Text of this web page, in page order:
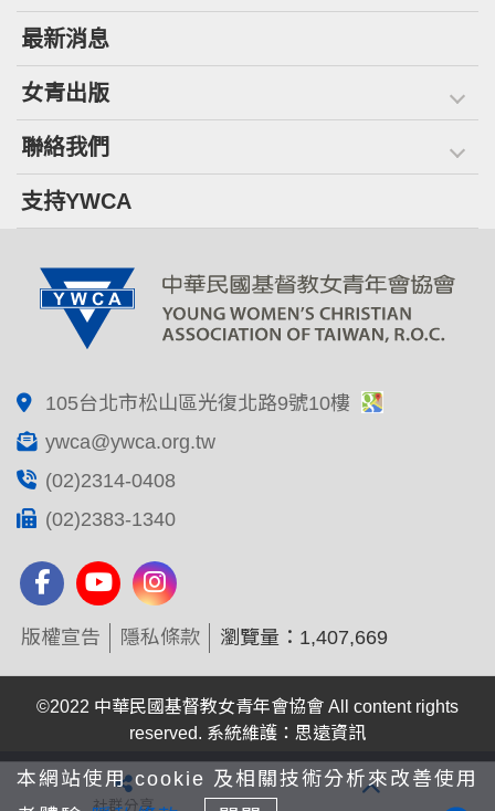
最新消息
女青出版
聯絡我們
支持YWCA
105台北市松山區光復北路9號10樓
ywca@ywca.org.tw
(02)2314-0408
(02)2383-1340
版權宣告 隱私條款 瀏覽量：1,407,669
©2022 中華民國基督教女青年會協會 All content rights
reserved. 系統維護：思遠資訊
社群分享
本網站使用 cookie 及相關技術分析來改善使用